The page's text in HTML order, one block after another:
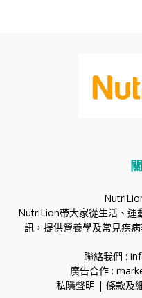
NutriLion帶大家從生活、運
訊，提供營養學及常見疾
聯絡我們 :
廣告合作 :
私隱聲明 | 條款及